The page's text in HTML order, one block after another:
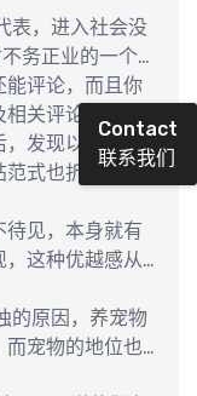
表，进入社会没
务正业的一个
偷菜、开心餐
人打法时间的
能评论，而且你
关评论。这使
转了怎样的帖子
，发现以下几类
范式也折射了以
。
待见，本身就有
这种优越感从
出自上海宽带
其他地区人士的
乎，由此导致的
海“土著”觉得
的原因，养宠物
而宠物的地位也
称甚至姐妹并
Contact
联系我们